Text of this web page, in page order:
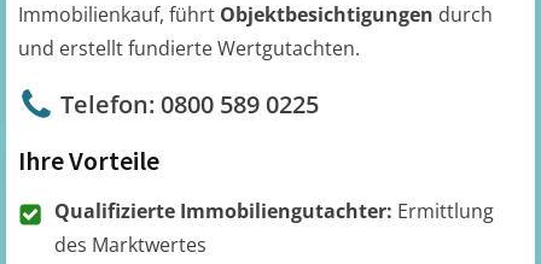
Immobilienkauf, führt Objektbesichtigungen durch
und erstellt fundierte Wertgutachten.
Telefon: 0800 589 0225
Ihre Vorteile
Qualifizierte Immobiliengutachter: Ermittlung
des Marktwertes